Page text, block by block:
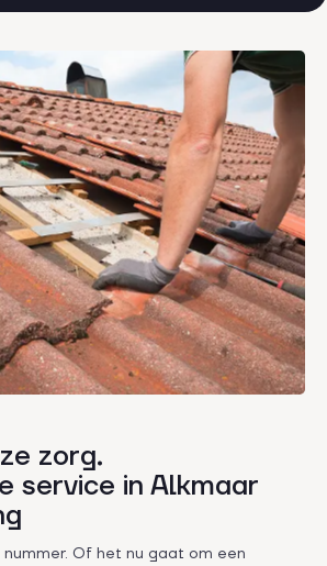
zorg.
service in Alkmaar
Of het nu gaat om een